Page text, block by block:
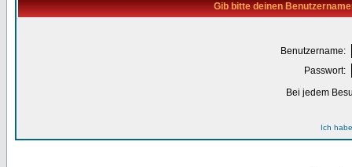
Gib bitte deinen
Benutzername:
Passwort:
Bei jedem
Ich